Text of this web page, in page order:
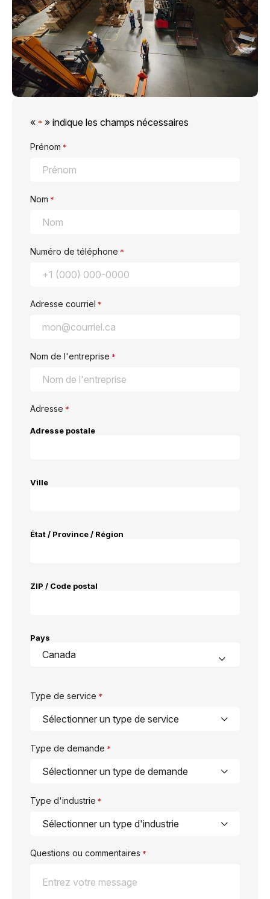
« * » indique les champs nécessaires
Prénom *
Nom *
Numéro de téléphone *
Adresse courriel *
Nom de l'entreprise *
Adresse *
Adresse postale
Ville
État / Province / Région
ZIP / Code postal
Pays
Type de service *
Type de demande *
Type d'industrie *
Questions ou commentaires *